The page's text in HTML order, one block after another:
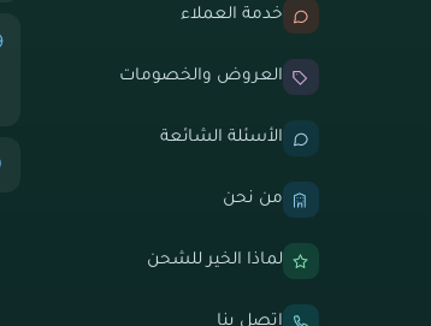
خدمة العملاء
العروض والخصومات
الأسئلة الشائعة
من نحن
لماذا الخير للشحن